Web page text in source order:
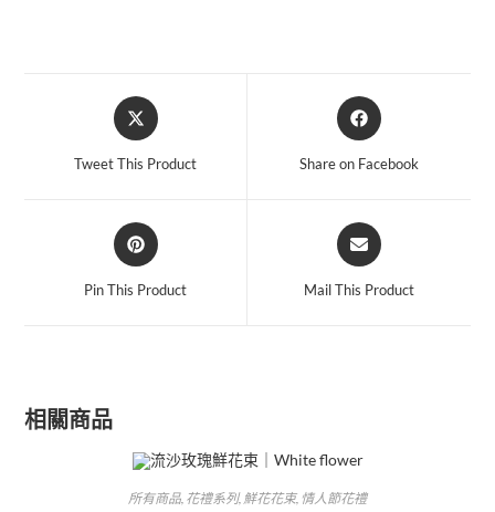
Tweet This Product Share on Facebook
Pin This Product Mail This Product
相關商品
所有商品 花禮系列, 鮮花花束, 情人節花禮